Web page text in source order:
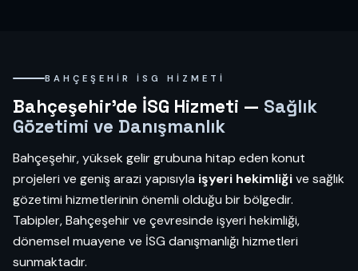
BAHÇEŞEHIR İSG HIZMETI
Bahçeşehir'de İSG Hizmeti — Sağlık
Gözetimi ve Danışmanlık
Bahçeşehir, yüksek gelir grubuna hitap eden konut
projeleri ve geniş arazi yapısıyla işyeri hekimliğive sağlık
gözetimi hizmetlerinin önemli olduğu bir bölgedir.
Tabipler, Bahçeşehir ve çevresinde işyeri hekimliği,
dönemsel muayene ve İSG danışmanlığı hizmetleri
sunmaktadır.